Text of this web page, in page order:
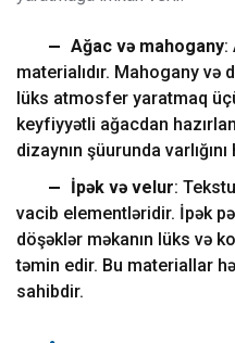
Ağac və mahogany:
materialıdır. Mahogany və
lüks atmosfer yaratmaq
keyfiyyətli ağacdan
dizaynın şüurunda
İpək və velur:
vacib elementləridir. İpək
döşəklər məkanın lüks və
təmin edir. Bu materiallar
sahibdir.